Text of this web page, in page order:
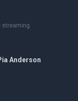
Anderson
streaming.